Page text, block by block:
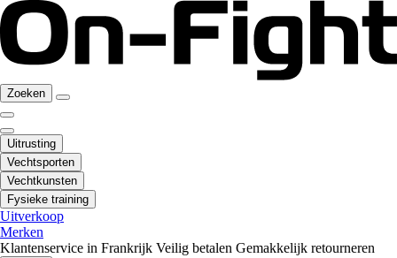
Zoeken
Uitrusting
Vechtsporten
Vechtkunsten
Fysieke training
Uitverkoop
Merken
Klantenservice in Frankrijk Veilig betalen Gemakkelijk retourneren